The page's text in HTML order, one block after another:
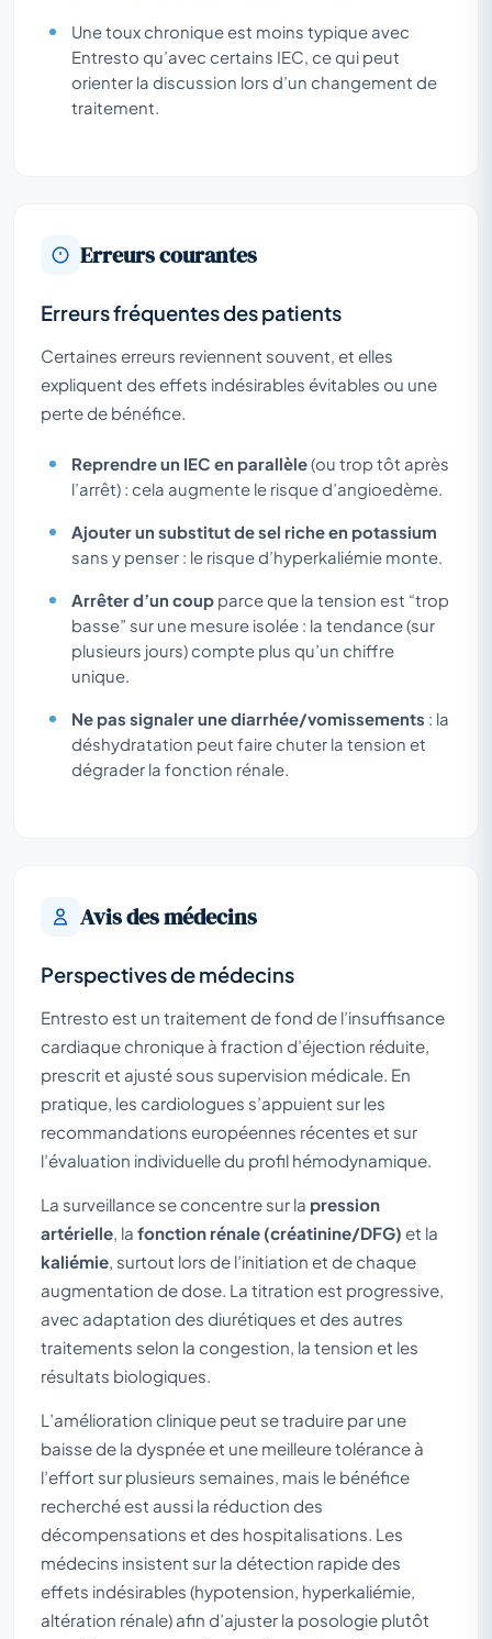
Une toux chronique est moins typique avec
Entresto qu’avec certains IEC, ce qui peut
orienter la discussion lors d’un changement de
traitement.
Erreurs courantes
Erreurs fréquentes des patients
Certaines erreurs reviennent souvent, et elles
expliquent des effets indésirables évitables ou une
perte de bénéfice.
Reprendre un IEC en parallèle(ou trop tôt après
l’arrêt) : cela augmente le risque d’angioedème.
Ajouter un substitut de sel riche en potassium
sans y penser : le risque d’hyperkaliémie monte.
Arrêter d’un coup parce que la tension est “trop
basse” sur une mesure isolée : la tendance (sur
plusieurs jours) compte plus qu’un chiffre
unique.
Ne pas signaler une diarrhée/vomissements : la
déshydratation peut faire chuter la tension et
dégrader la fonction rénale.
Avis des médecins
Perspectives de médecins
Entresto est un traitement de fond de l’insuffisance
cardiaque chronique à fraction d’éjection réduite,
prescrit et ajusté sous supervision médicale. En
pratique, les cardiologues s’appuient sur les
recommandations européennes récentes et sur
l’évaluation individuelle du profil hémodynamique.
La surveillance se concentre sur la pression
artérielle , la fonction rénale (créatinine/DFG) et la
kaliémie , surtout lors de l’initiation et de chaque
augmentation de dose. La titration est progressive,
avec adaptation des diurétiques et des autres
traitements selon la congestion, la tension et les
résultats biologiques.
L’amélioration clinique peut se traduire par une
baisse de la dyspnée et une meilleure tolérance à
l’effort sur plusieurs semaines, mais le bénéfice
recherché est aussi la réduction des
décompensations et des hospitalisations. Les
médecins insistent sur la détection rapide des
effets indésirables (hypotension, hyperkaliémie,
altération rénale) afin d’ajuster la posologie plutôt